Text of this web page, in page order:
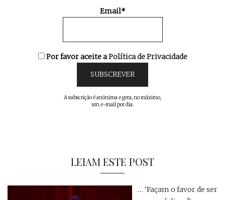
Email*
Por favor aceite aPolítica de Privacidade
A subscrição é anónima e gera, no máximo,
um e-mail por dia.
LEIAM ESTE POST
… ‘Façam o favor de ser